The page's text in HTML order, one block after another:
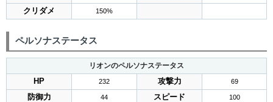
クリダメ 150%
ペルソナステータス
リオンのペルソナステータス
HP
232 攻撃力 69
防御力 44 スピード 100